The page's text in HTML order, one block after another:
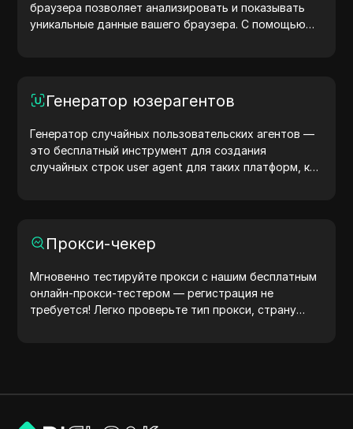
браузера позволяет анализировать и показывать
уникальные данные вашего браузера. С помощью
Генератор юзерагентов
Генератор случайных пользовательских агентов —
это бесплатный инструмент для создания
случайных строк user agent для таких платформ, как
Упростите свои рабочие процессы — начните
Прокси-чекер
Мгновенно тестируйте прокси с нашим бесплатным
онлайн-прокси-тестером — регистрация не
требуется! Легко проверьте тип прокси, страну